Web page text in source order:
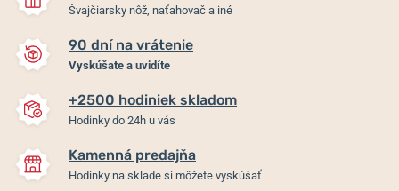
Švajčiarsky nôž, naťahovač a iné
90 dní na vrátenie
Vyskúšate a uvidíte
+2500 hodiniek skladom
Hodinky do 24h u vás
Kamenná predajňa
Hodinky na sklade si môžete vyskúšať